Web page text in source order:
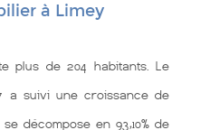
à Limey
plus de 204 habitants. Le
a suivi une croissance de
se décompose en 93,10% de